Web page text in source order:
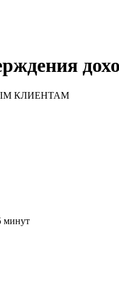
КЛИЕНТАМ
минут